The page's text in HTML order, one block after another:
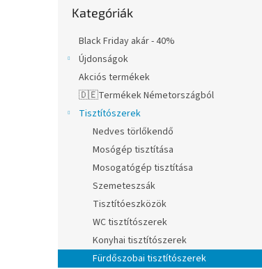
átugrása
Kategóriák
Black Friday akár - 40%
Újdonságok
Akciós termékek
🇩🇪Termékek Németországból
Tisztítószerek
Nedves törlőkendő
Mosógép tisztítása
Mosogatógép tisztítása
Szemeteszsák
Tisztítóeszközök
WC tisztítószerek
Konyhai tisztítószerek
Fürdőszobai tisztítószerek